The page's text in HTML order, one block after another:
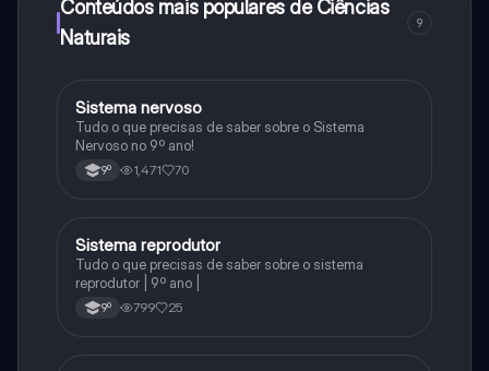
Conteúdos mais populares de Ciências
Naturais
9
Ciências Naturais
Sistema nervoso
Tudo o que precisas de saber sobre o Sistema
Nervoso no 9º ano!
9º 1,471 70
Ciências Naturais
Sistema reprodutor
Tudo o que precisas de saber sobre o sistema
reprodutor | 9º ano |
9º 799 25